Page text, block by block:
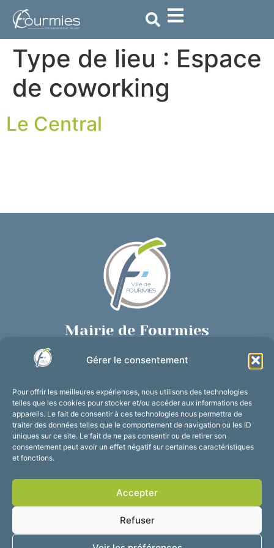
Gérer le consentement
Pour offrir les meilleures expériences, nous utilisons des technologies
telles que les cookies pour stocker et/ou accéder aux informations des
appareils. Le fait de consentir à ces technologies nous permettra de
traiter des données telles que le comportement de navigation ou les ID
uniques sur ce site. Le fait de ne pas consentir ou de retirer son
consentement peut avoir un effet négatif sur certaines caractéristiques
et fonctions.
Accepter
Refuser
principal
Type de lieu : Espace
de coworking
Le Central
Mairie de Fourmies
03 27 59 69 79
Horaires d’ouverture
Du lundi au vendredi :
de 8h30 à 12h et de 13h30 à 17h30
Suivez-nous !
Accessibilité
Mentions légales
2025 © Propulsé par